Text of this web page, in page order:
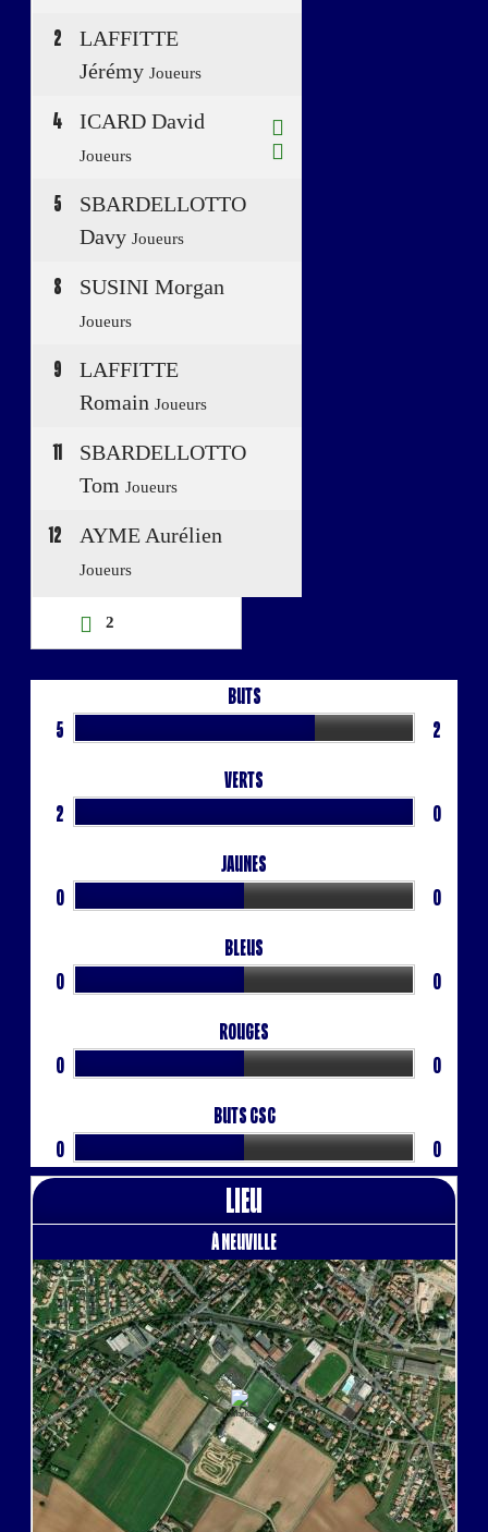
2
LAFFITTE
Jérémy Joueurs
4 ICARD David
Joueurs
5
SBARDELLOTTO
Davy Joueurs
8 SUSINI Morgan
Joueurs
9
LAFFITTE
Romain Joueurs
11
SBARDELLOTTO
Tom Joueurs
12 AYME Aurélien
Joueurs
2
Buts
5
2
Verts
2
0
Jaunes
0
0
Bleus
0
0
Rouges
0
0
Buts CSC
0
0
Lieu
à Neuville